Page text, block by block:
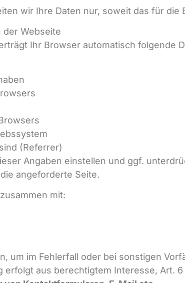
wir Ihre Daten nur, soweit das für
der Webseite
Ihr Browser automatisch folgende
(Referrer)
Angaben einstellen und ggf.
angeforderte Seite.
mit:
um im Fehlerfall oder bei sonstigen
aus berechtigtem Interesse, Art. 6